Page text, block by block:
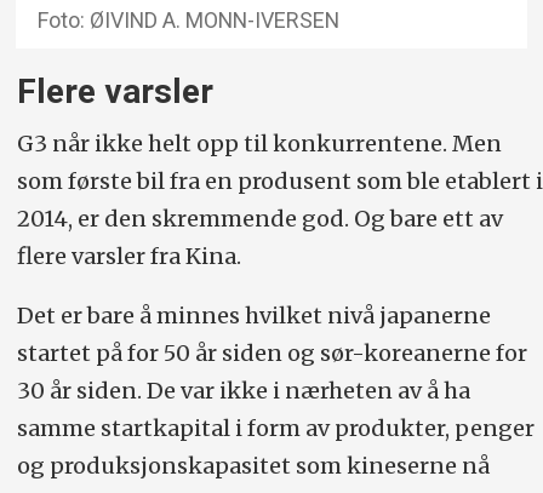
Foto: ØIVIND A. MONN-IVERSEN
Flere varsler
G3 når ikke helt opp til konkurrentene. Men
som første bil fra en produsent som ble etablert i
2014, er den skremmende god. Og bare ett av
flere varsler fra Kina.
Det er bare å minnes hvilket nivå japanerne
startet på for 50 år siden og sør-koreanerne for
30 år siden. De var ikke i nærheten av å ha
samme startkapital i form av produkter, penger
og produksjonskapasitet som kineserne nå